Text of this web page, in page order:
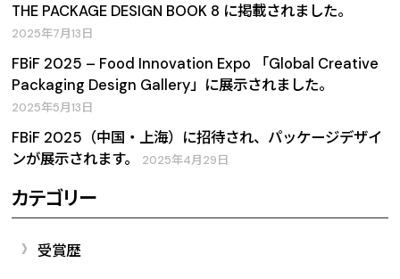
THE PACKAGE DESIGN BOOK 8 に掲載されました。
2025年7月13日
FBiF 2025 – Food Innovation Expo 「Global Creative
Packaging Design Gallery」に展示されました。
2025年5月13日
FBiF 2025（中国・上海）に招待され、パッケージデザイ
ンが展示されます。
2025年4月29日
カテゴリー
受賞歴